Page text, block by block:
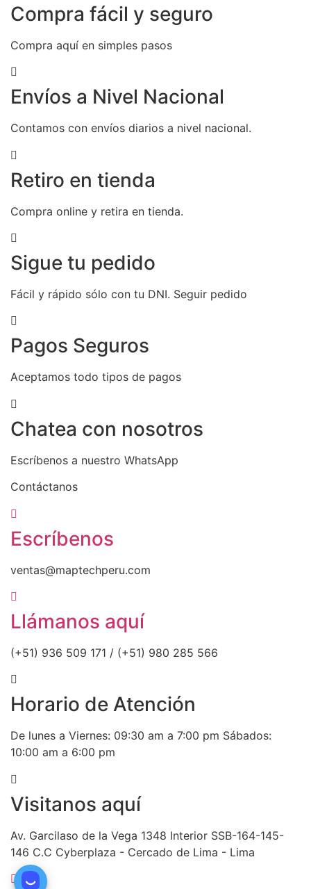
Compra fácil y seguro
Compra aquí en simples pasos
Envíos a Nivel Nacional
Contamos con envíos diarios a nivel nacional.
Retiro en tienda
Compra online y retira en tienda.
Sigue tu pedido
Fácil y rápido sólo con tu DNI. Seguir pedido
Pagos Seguros
Aceptamos todo tipos de pagos
Chatea con nosotros
Escríbenos a nuestro WhatsApp
Contáctanos
Escríbenos
ventas@maptechperu.com
Llámanos aquí
(+51) 936 509 171 / (+51) 980 285 566
Horario de Atención
De lunes a Viernes: 09:30 am a 7:00 pm Sábados:
10:00 am a 6:00 pm
Visitanos aquí
Av. Garcilaso de la Vega 1348 Interior SSB-164-145-
146 C.C Cyberplaza - Cercado de Lima - Lima